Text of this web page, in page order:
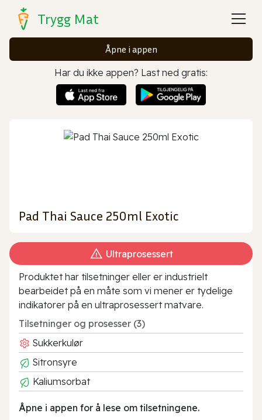
Trygg Mat
Åpne i appen
Har du ikke appen? Last ned gratis:
Pad Thai Sauce 250ml Exotic
Ultraprosessert
Produktet har tilsetninger eller er industrielt
bearbeidet på en måte som vi mener er tydelige
indikatorer på en ultraprosessert matvare.
Tilsetninger og prosesser (3)
Sukkerkulør
Sitronsyre
Kaliumsorbat
Åpne i appen for å lese om tilsetningene.